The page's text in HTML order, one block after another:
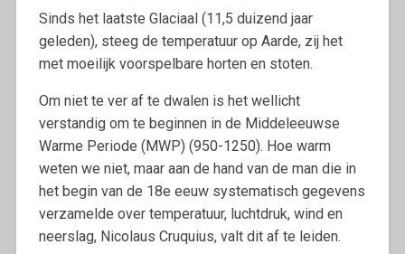
Sinds het laatste Glaciaal (11,5 duizend jaar
geleden), steeg de temperatuur op Aarde, zij het
met moeilijk voorspelbare horten en stoten.
Om niet te ver af te dwalen is het wellicht
verstandig om te beginnen in de Middeleeuwse
Warme Periode (MWP) (950-1250). Hoe warm
weten we niet, maar aan de hand van de man die in
het begin van de 18e eeuw systematisch gegevens
verzamelde over temperatuur, luchtdruk, wind en
neerslag, Nicolaus Cruquius, valt dit af te leiden.